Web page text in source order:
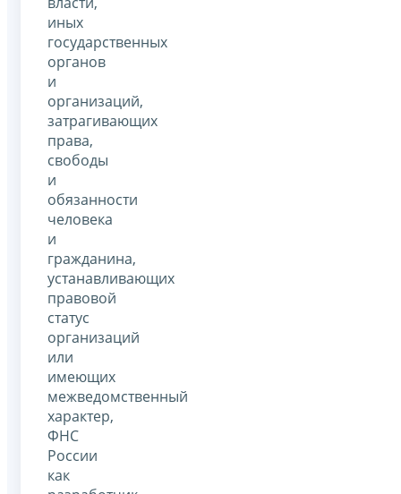
иных
государственных
органов
и
организаций,
затрагивающих
права,
свободы
и
обязанности
человека
и
гражданина,
устанавливающих
правовой
статус
организаций
или
имеющих
межведомственный
характер,
ФНС
России
как